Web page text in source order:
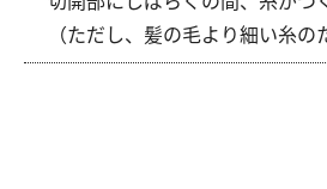
（ただし、髪の毛より細い糸の